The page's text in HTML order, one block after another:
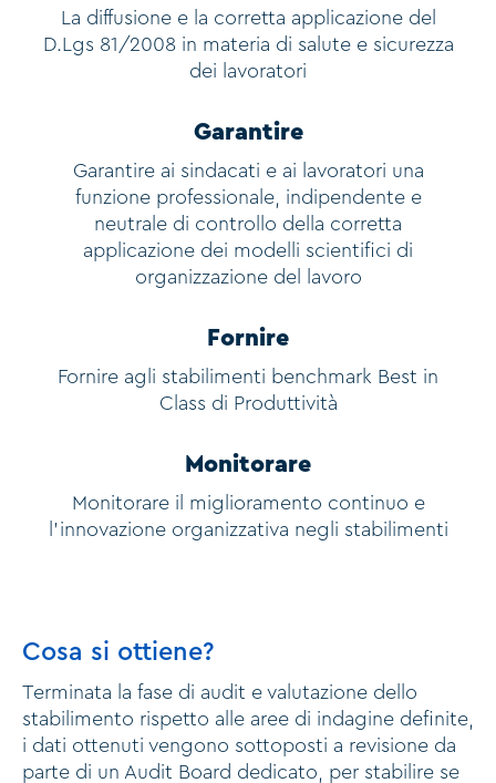
La diffusione e la corretta applicazione del
D.Lgs 81/2008 in materia di salute e sicurezza
dei lavoratori
Garantire
Garantire ai sindacati e ai lavoratori una
funzione professionale, indipendente e
neutrale di controllo della corretta
applicazione dei modelli scientifici di
organizzazione del lavoro
Fornire
Fornire agli stabilimenti benchmark Best in
Class di Produttività
Monitorare
Monitorare il miglioramento continuo e
l'innovazione organizzativa negli stabilimenti
Cosa si ottiene?
Terminata la fase di audit e valutazione dello
stabilimento rispetto alle aree di indagine definite,
i dati ottenuti vengono sottoposti a revisione da
parte di un Audit Board dedicato, per stabilire se